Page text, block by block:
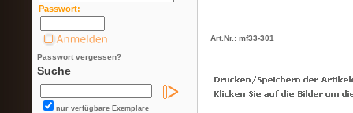
Passwort:
Passwort vergessen?
Suche
nur verfügbare Exemplare
Art.Nr.: mf33-301